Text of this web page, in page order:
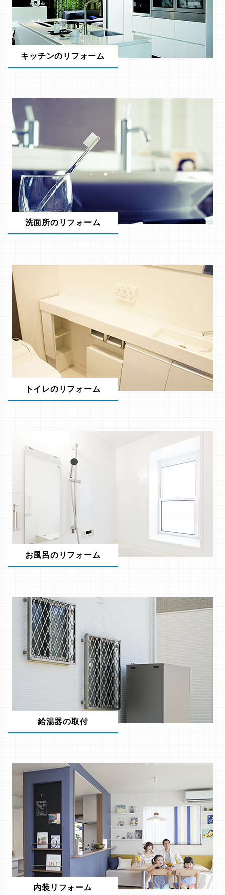
キッチンのリフォーム
洗面所のリフォーム
トイレのリフォーム
お風呂のリフォーム
給湯器の取付
内装リフォーム